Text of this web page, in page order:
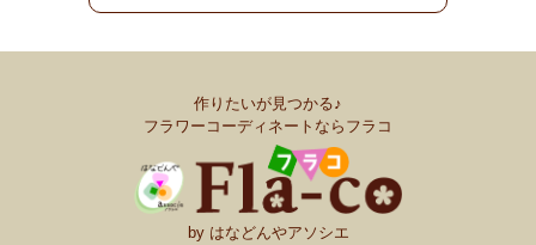
作りたいが見つかる♪
フラワーコーディネートならフラコ
by はなどんやアソシエ